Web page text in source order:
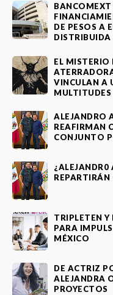
BANCOMEXT
DE PESOS A
DISTRIBUIDA
EL MISTERIO
VINCULAN A
MULTITUDES
ALEJANDRO
REAFIRMAN
CONJUNTO
¿ALEJANDR0
TRIPLETEN
PARA
MÉXICO
DE ACTRIZ
ALEJANDRA
PROYECTOS